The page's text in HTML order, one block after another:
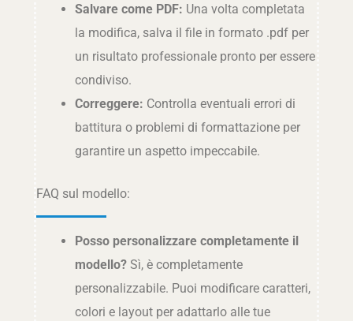
Salvare come PDF: Una volta completata
la modifica, salva il file in formato .pdf per
un risultato professionale pronto per essere
condiviso.
Correggere: Controlla eventuali errori di
battitura o problemi di formattazione per
garantire un aspetto impeccabile.
FAQ sul modello:
Posso personalizzare completamente il
modello?Sì, è completamente
personalizzabile. Puoi modificare caratteri,
colori e layout per adattarlo alle tue